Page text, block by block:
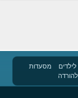
מסעדות